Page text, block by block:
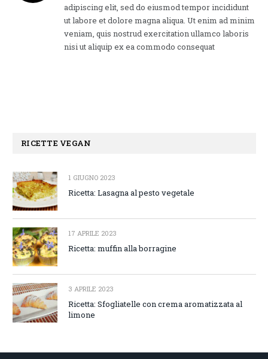
adipiscing elit, sed do eiusmod tempor incididunt
ut labore et dolore magna aliqua. Ut enim ad minim
veniam, quis nostrud exercitation ullamco laboris
nisi ut aliquip ex ea commodo consequat
RICETTE VEGAN
1 GIUGNO 2023
Ricetta: Lasagna al pesto vegetale
17 APRILE 2023
Ricetta: muffin alla borragine
3 APRILE 2023
Ricetta: Sfogliatelle con crema aromatizzata al
limone